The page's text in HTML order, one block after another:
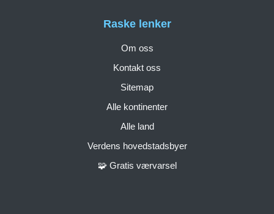
Raske lenker
Om oss
Kontakt oss
Sitemap
Alle kontinenter
Alle land
Verdens hovedstadsbyer
🧩 Gratis værvarsel